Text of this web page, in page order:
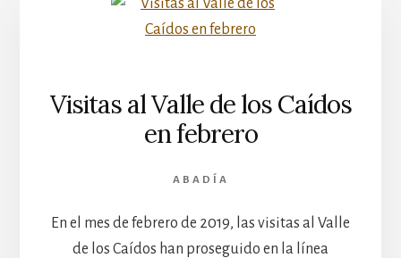
Visitas al Valle de los Caídos
en febrero
ABADÍA
En el mes de febrero de 2019, las visitas al Valle
de los Caídos han proseguido en la línea